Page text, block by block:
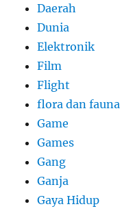
Daerah
Dunia
Elektronik
Film
Flight
flora dan fauna
Game
Games
Gang
Ganja
Gaya Hidup